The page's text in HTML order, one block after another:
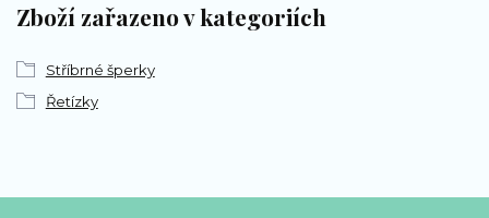
Zboží zařazeno v kategoriích
Stříbrné šperky
Řetízky